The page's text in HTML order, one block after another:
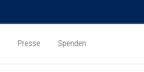
Presse Spenden